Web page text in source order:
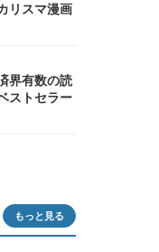
リスマ漫画
界有数の読
ストセラー
もっと見る